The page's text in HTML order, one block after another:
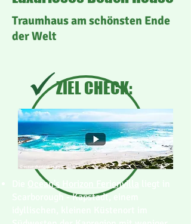
Traumhaus am schönsten Ende
der Welt
ZIEL CHECK:
Ocean's Horizon Ferienvilla
Scarborough - Kapstadt, einem